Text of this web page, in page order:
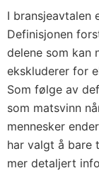
I bransjeavtalen
Definisjonen
delene som kan
ekskluderer for
Som følge av
som matsvinn
mennesker
har valgt å bare
mer detaljert